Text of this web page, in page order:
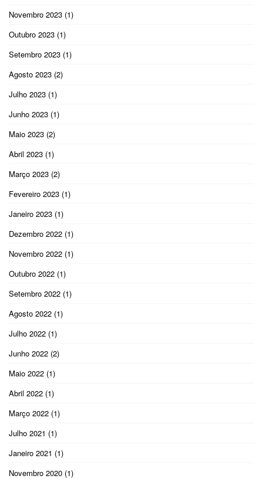
Novembro 2023 (1)
Outubro 2023 (1)
Setembro 2023 (1)
Agosto 2023 (2)
Julho 2023 (1)
Junho 2023 (1)
Maio 2023 (2)
Abril 2023 (1)
Março 2023 (2)
Fevereiro 2023 (1)
Janeiro 2023 (1)
Dezembro 2022 (1)
Novembro 2022 (1)
Outubro 2022 (1)
Setembro 2022 (1)
Agosto 2022 (1)
Julho 2022 (1)
Junho 2022 (2)
Maio 2022 (1)
Abril 2022 (1)
Março 2022 (1)
Julho 2021 (1)
Janeiro 2021 (1)
Novembro 2020 (1)